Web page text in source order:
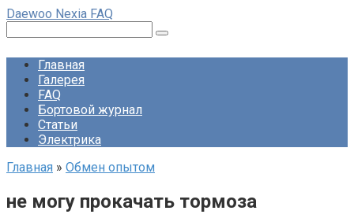
Перейти
контенту
Daewoo Nexia FAQ
Главная
Галерея
FAQ
Бортовой журнал
Статьи
Электрика
Главная » Обмен опытом
не могу прокачать тормоза